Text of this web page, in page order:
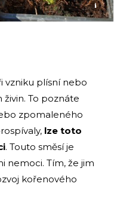
i
vzniku plísní nebo
To poznáte
zpomaleného
lze toto
. Touto směsí je
nemoci. Tím, že jim
kořenového